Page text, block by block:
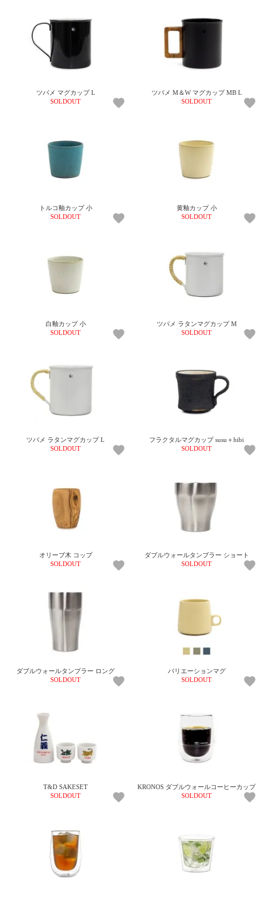
ツバメ マグカップ L
SOLDOUT
ツバメ M＆W マグカップ MB L
SOLDOUT
トルコ釉カップ 小
SOLDOUT
黄釉カップ 小
SOLDOUT
白釉カップ 小
SOLDOUT
ツバメ ラタンマグカップ M
SOLDOUT
ツバメ ラタンマグカップ L
SOLDOUT
フラクタルマグカップ susu＋hibi
SOLDOUT
オリーブ木 コップ
SOLDOUT
ダブルウォールタンブラー ショート
SOLDOUT
ダブルウォールタンブラー ロング
SOLDOUT
バリエーションマグ
SOLDOUT
T&D SAKESET
SOLDOUT
KRONOS ダブルウォールコーヒーカップ
SOLDOUT